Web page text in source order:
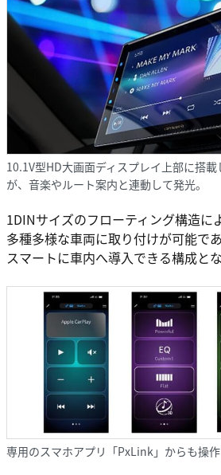
10.1V型HD大画面ディスプレイ上部に搭載
が、音楽やルート案内と連動して発光。
1DINサイズのフローティング構造に
多種多様な車両に取り付けが可能で
スマートに車内へ導入できる構成とな
専用のスマホアプリ「PxLink」からも操作